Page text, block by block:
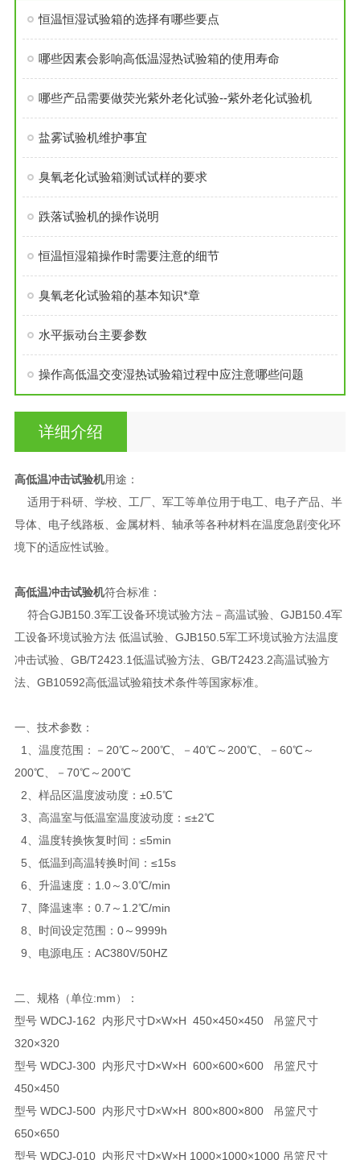
恒温恒湿试验箱的选择有哪些要点
哪些因素会影响高低温湿热试验箱的使用寿命
哪些产品需要做荧光紫外老化试验--紫外老化试验机
盐雾试验机维护事宜
臭氧老化试验箱测试试样的要求
跌落试验机的操作说明
恒温恒湿箱操作时需要注意的细节
臭氧老化试验箱的基本知识*章
水平振动台主要参数
操作高低温交变湿热试验箱过程中应注意哪些问题
详细介绍
高低温冲击试验机用途：
适用于科研、学校、工厂、军工等单位用于电工、电子产品、半
导体、电子线路板、金属材料、轴承等各种材料在温度急剧变化环
境下的适应性试验。
高低温冲击试验机符合标准：
符合GJB150.3军工设备环境试验方法－高温试验、GJB150.4军
工设备环境试验方法 低温试验、GJB150.5军工环境试验方法温度
冲击试验、GB/T2423.1低温试验方法、GB/T2423.2高温试验方
法、GB10592高低温试验箱技术条件等国家标准。
一、技术参数：
1、温度范围：－20℃～200℃、－40℃～200℃、－60℃～
200℃、－70℃～200℃
2、样品区温度波动度：±0.5℃
3、高温室与低温室温度波动度：≤±2℃
4、温度转换恢复时间：≤5min
5、低温到高温转换时间：≤15s
6、升温速度：1.0～3.0℃/min
7、降温速率：0.7～1.2℃/min
8、时间设定范围：0～9999h
9、电源电压：AC380V/50HZ
二、规格（单位:mm）：
型号 WDCJ-162 内形尺寸D×W×H 450×450×450 吊篮尺寸
320×320
型号 WDCJ-300 内形尺寸D×W×H 600×600×600 吊篮尺寸
450×450
型号 WDCJ-500 内形尺寸D×W×H 800×800×800 吊篮尺寸
650×650
型号 WDCJ-010 内形尺寸D×W×H 1000×1000×1000 吊篮尺寸